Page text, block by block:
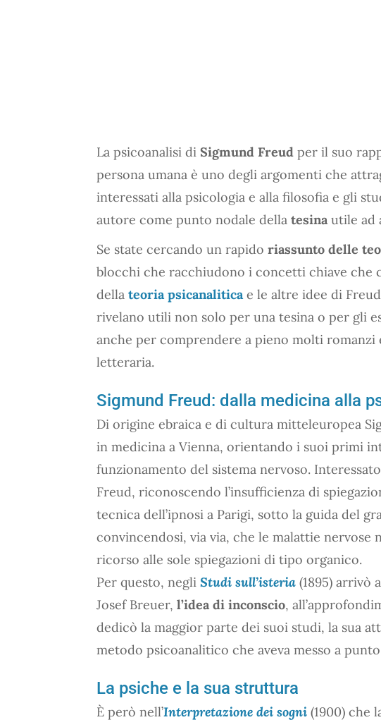
La psicoanalisi di Sigmund Freud per il suo
persona umana è uno degli argomenti che
interessati alla psicologia e alla filosofia e gli
autore come punto nodale della tesina utile ad
Se state cercando un rapido riassunto delle
blocchi che racchiudono i concetti chiave che
della teoria psicanaliticae le altre idee di
rivelano utili non solo per una tesina o per gli
anche per comprendere a pieno molti
letteraria.
Sigmund Freud: dalla medicina alla
Di origine ebraica e di cultura mitteleuropea
in medicina a Vienna, orientando i suoi primi
funzionamento del sistema nervoso.
Freud, riconoscendo l’insufficienza di
tecnica dell’ipnosi a Parigi, sotto la guida del
convincendosi, via via, che le malattie nervose
ricorso alle sole spiegazioni di tipo organico.
Per questo, negli Studi sull’isteria (1895) arrivò
Josef Breuer, l’idea di inconscio,
dedicò la maggior parte dei suoi studi, la sua
metodo psicoanalitico che aveva messo a
La psiche e la sua struttura
È però nell’Interpretazione dei sogni (1900) che